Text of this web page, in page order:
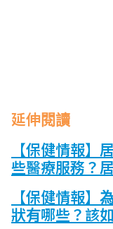
延伸閱讀
【保健情報】
些醫療服務？
【保健情報】
狀有哪些？該